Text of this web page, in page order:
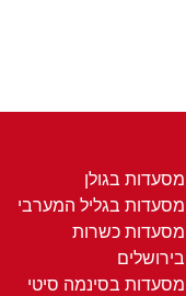
מסעדות בגולן
מסעדות בגליל המערבי
מסעדות כשרות
בירושלים
מסעדות בסינמה סיטי